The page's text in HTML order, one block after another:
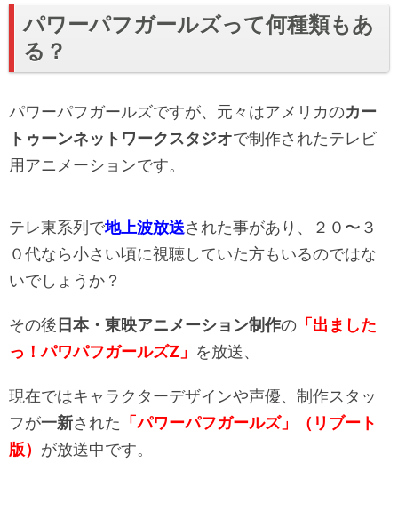
パワーパフガールズって何種類もあ
る？
パワーパフガールズですが、元々はアメリカのカー
トゥーンネットワークスタジオで制作されたテレビ
用アニメーションです。
テレ東系列で地上波放送された事があり、２０〜３
０代なら小さい頃に視聴していた方もいるのではな
いでしょうか？
その後 日本・東映アニメーション制作の 「出ました
っ！パワパフガールズZ」 を放送、
現在ではキャラクターデザインや声優、制作スタッ
フが一新された 「パワーパフガールズ」（リブート
版） が放送中です。